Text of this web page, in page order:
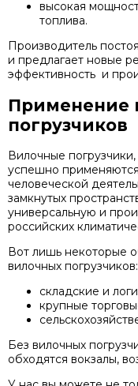
высокая
топлива.
Производитель
и предлагает новые
эффективность и
Применение
погрузчиков
Вилочные
успешно
человеческой
замкнутых
универсальную и
российских
Вот лишь некоторые
вилочных погрузчиков:
складские и
крупные
Без вилочных
обходятся вокзалы,